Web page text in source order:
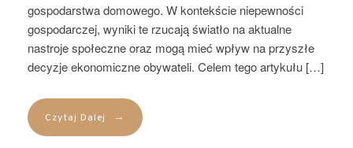
gospodarstwa domowego. W kontekście niepewności
gospodarczej, wyniki te rzucają światło na aktualne
nastroje społeczne oraz mogą mieć wpływ na przyszłe
decyzje ekonomiczne obywateli. Celem tego artykułu […]
Czytaj Dalej →